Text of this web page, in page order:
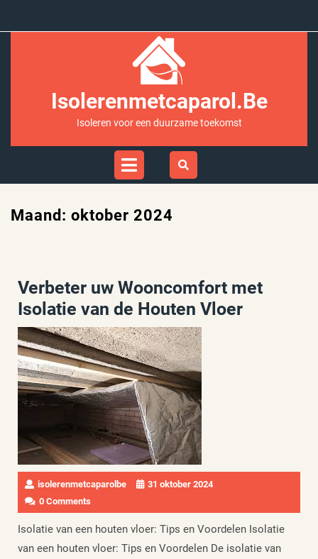
Isolerenmetcaparol.be
Isoleren voor een duurzame toekomst
Open
Maand: oktober 2024
Verbeter uw Wooncomfort met
Isolatie van de Houten Vloer
isolerenmetcaparolbe
31 oktober 2024
0 Comments
Isolatie van een houten vloer: Tips en Voordelen Isolatie
van een houten vloer: Tips en Voordelen De isolatie van